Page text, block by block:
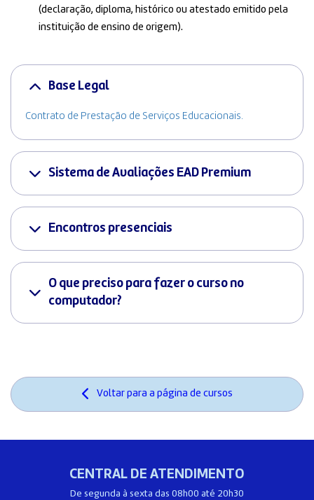
(declaração, diploma, histórico ou atestado emitido pela
instituição de ensino de origem).
Base Legal
Contrato de Prestação de Serviços Educacionais.
Sistema de Avaliações EAD Premium
Encontros presenciais
O que preciso para fazer o curso no
computador?
Voltar para a página de cursos
CENTRAL DE ATENDIMENTO
De segunda à sexta das 08h00 até 20h30